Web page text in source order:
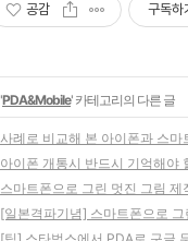
공감 구독하
'PDA&Mobile' 카테고리의 다른 글
사례로 비교해 본 아이폰과 스마
아이폰 개통시 반드시 기억해야
스마트폰으로 그린 멋진 그림 제
[일본격파기념] 스마트폰으로